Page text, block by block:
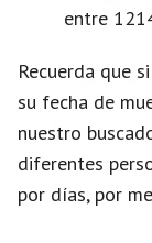
entre
Recuerda que
su fecha de
nuestro
diferentes
por días, por